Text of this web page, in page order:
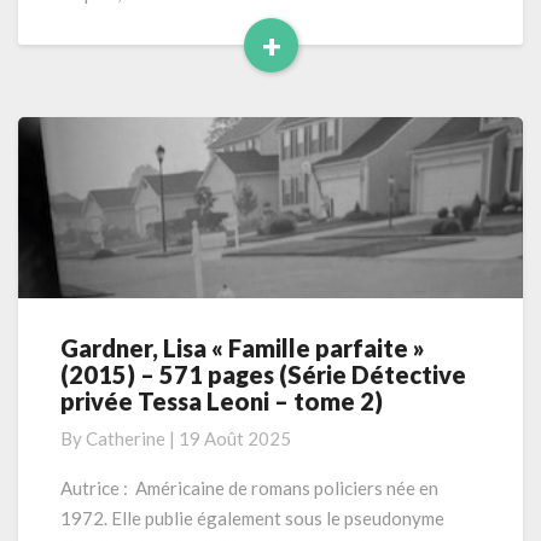
+
Read
Gardner,
Lisa
« Famille
(2015)
–
pages
Gardner, Lisa « Famille parfaite »
(2015) – 571 pages (Série Détective
privée Tessa Leoni – tome 2)
By Catherine | 19 Août 2025
Autrice : Américaine de romans policiers née en
1972. Elle publie également sous le pseudonyme